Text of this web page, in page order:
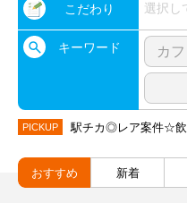
こだわり 選択し
キーワード
PICKUP 駅チカ◎レア案件☆飲
おすすめ 新着